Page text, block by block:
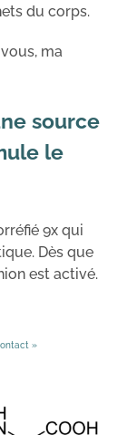
du corps.
ma
source
le
9x qui
Dès que
est activé.
»